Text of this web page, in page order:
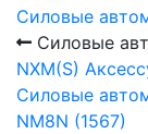
Силовые
Силовые
NXM(S)
Силовые
NM8N (1567)